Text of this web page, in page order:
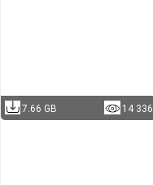
7.66 GB 14 336